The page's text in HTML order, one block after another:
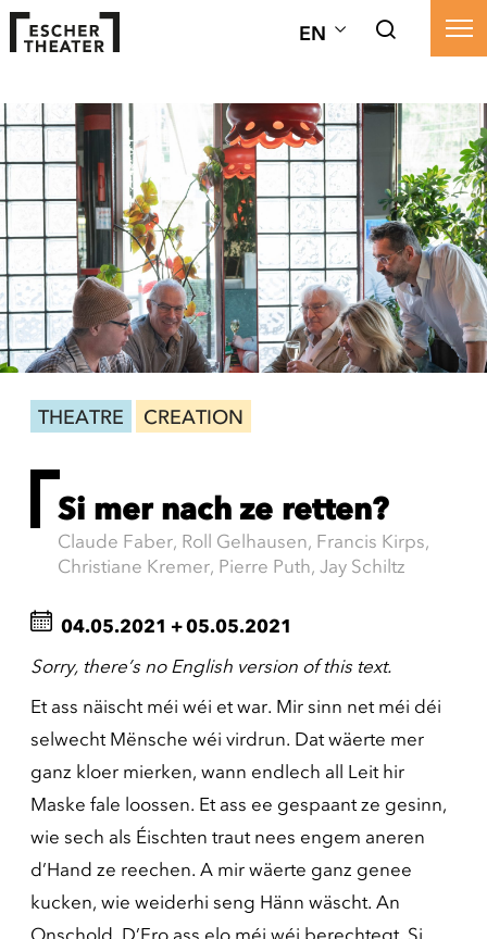
EN
THEATRE CREATION
Si mer nach ze retten?
Claude Faber, Roll Gelhausen, Francis Kirps,
Christiane Kremer, Pierre Puth, Jay Schiltz
04.05.2021 +05.05.2021
Sorry, there’s no English version of this text.
Et ass näischt méi wéi et war. Mir sinn net méi déi
selwecht Mënsche wéi virdrun. Dat wäerte mer
ganz kloer mierken, wann endlech all Leit hir
Maske fale loossen. Et ass ee gespaant ze gesinn,
wie sech als Éischten traut nees engem aneren
d’Hand ze reechen. A mir wäerte ganz genee
kucken, wie weiderhi seng Hänn wäscht. An
Onschold. D’Fro ass elo méi wéi berechtegt. Si